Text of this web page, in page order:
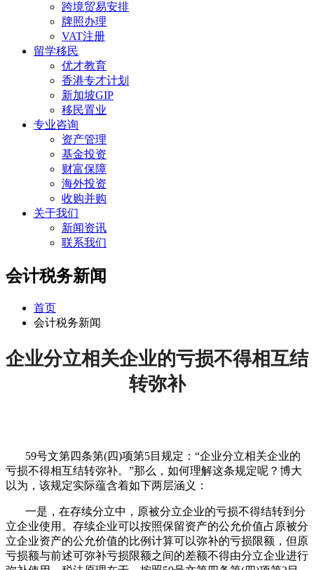
跨境贸易安排
牌照办理
VAT注册
留学移民
优才教育
香港专才计划
新加坡GIP
移民置业
专业咨询
资产管理
基金投资
财富保障
海外投资
收购并购
关于我们
新闻资讯
联系我们
会计税务新闻
首页
会计税务新闻
企业分立相关企业的亏损不得相互结
转弥补
59号文第四条第(四)项第5目规定：“企业分立相关企业的
亏损不得相互结转弥补。”那么，如何理解这条规定呢？博大
以为，该规定实际蕴含着如下两层涵义：
一是，在存续分立中，原被分立企业的亏损不得结转到分
立企业使用。存续企业可以按照保留资产的公允价值占原被分
立企业资产的公允价值的比例计算可以弥补的亏损限额，但原
亏损额与前述可弥补亏损限额之间的差额不得由分立企业进行